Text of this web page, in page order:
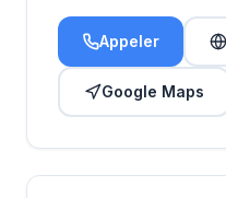
Appeler
Google Maps